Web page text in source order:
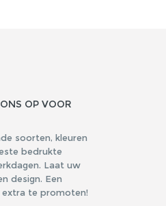
OP VOOR
soorten, kleuren
bedrukte
Laat uw
design. Een
extra te promoten!